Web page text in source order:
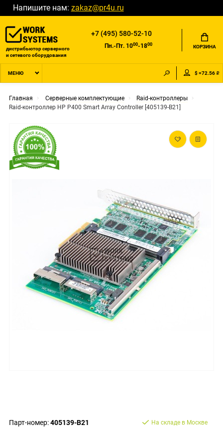
Напишите нам: zakaz@pr4u.ru
дистрибьютор серверного
и сетевого оборудования
+7 (495) 580-52-10
Пн.-Пт. 1000-1800 КОРЗИНА
МЕНЮ $ =72.56 ₽
Главная Серверные комплектующие
Raid-контроллеры
Raid-контроллер HP P400 Smart Array Controller [405139-B21]
Парт-номер:405139-B21 На складе в Москве